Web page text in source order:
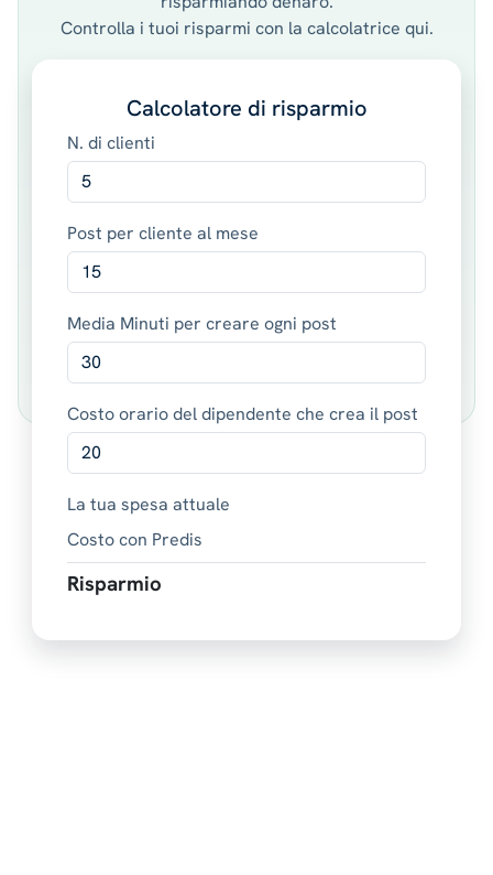
Controlla i tuoi risparmi con la calcolatrice qui.
Calcolatore di risparmio
N. di clienti
Post per cliente al mese
Media Minuti per creare ogni post
Costo orario del dipendente che crea il post
La tua spesa attuale
Costo con Predis
Risparmio